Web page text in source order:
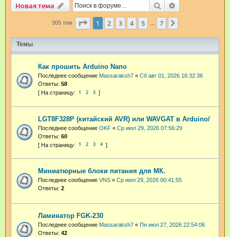
Новая тема Поиск
305 тем Страница из
1 2 3 4 5 7
Темы
Как прошить Arduino Nano
Последнее сообщение Massaraksh7 « Сб авг 01, 2026 16:32:36
Ответы: 58
1 2 3
LGT8F328P (китайский AVR) или WAVGAT в Arduino/
Последнее сообщение OKF « Ср июл 29, 2026 07:56:29
Ответы: 60
1 2 3 4
Миниатюрные блоки питания для МК.
Последнее сообщение VNS « Ср июл 29, 2026 00:41:55
Ответы: 2
Ламинатор FGK-230
Последнее сообщение Massaraksh7 « Пн июл 27, 2026 22:54:06
Ответы: 42